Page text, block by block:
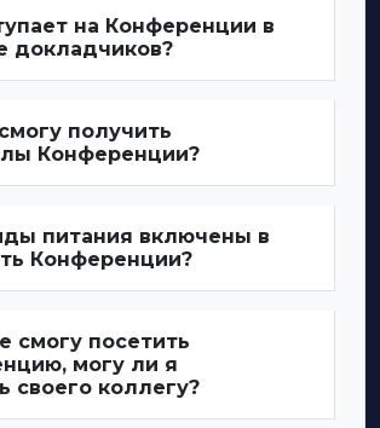
на Конференции в
докладчиков?
получить
Конференции?
питания включены в
Конференции?
смогу посетить
могу ли я
своего коллегу?